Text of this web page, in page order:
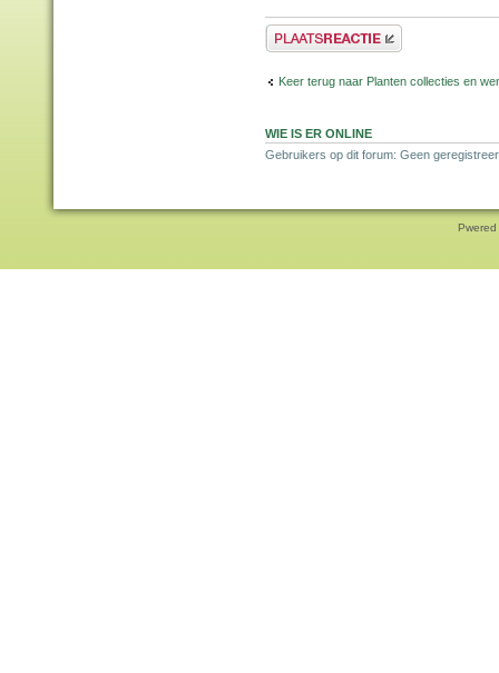
Plaats een reactie
Keer terug naar Planten collecties en
WIE IS ER ONLINE
Gebruikers op dit forum: Geen